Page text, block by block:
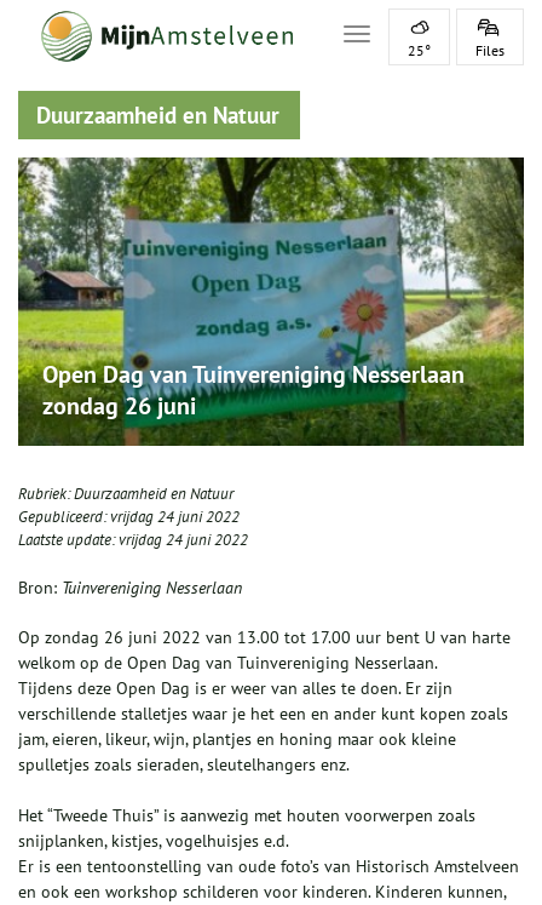
Toggle navigation
25° Files
Duurzaamheid en Natuur
Open Dag van Tuinvereniging Nesserlaan
zondag 26 juni
Rubriek:Duurzaamheid en Natuur
Gepubliceerd:vrijdag 24 juni 2022
Laatste update:vrijdag 24 juni 2022
Bron: Tuinvereniging Nesserlaan
Op zondag 26 juni 2022 van 13.00 tot 17.00 uur bent U van harte
welkom op de Open Dag van Tuinvereniging Nesserlaan.
Tijdens deze Open Dag is er weer van alles te doen. Er zijn
verschillende stalletjes waar je het een en ander kunt kopen zoals
jam, eieren, likeur, wijn, plantjes en honing maar ook kleine
spulletjes zoals sieraden, sleutelhangers enz.
Het “Tweede Thuis” is aanwezig met houten voorwerpen zoals
snijplanken, kistjes, vogelhuisjes e.d.
Er is een tentoonstelling van oude foto’s van Historisch Amstelveen
en ook een workshop schilderen voor kinderen. Kinderen kunnen,